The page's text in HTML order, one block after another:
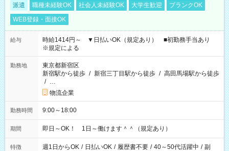
派遣 職種未経験OK 社会人未経験OK 大学生歓迎
ブランクOK
WEB登録・面接OK
給与
時給1414円～ ▼日払いOK（規定あり） ■初勤務手当あり
※規定による
勤務地
東京都新宿区
新宿駅から徒歩 / 新宿三丁目駅から徒歩 / 高田馬場駅から徒歩
/ …
物流企業
勤務時間 9:00～18:00
期間 即日～OK！ 1日～働けます＾＾（規定あり）
特徴 週1日からOK / 日払いOK / 履歴書不要 / 40～50代活躍中 / 副